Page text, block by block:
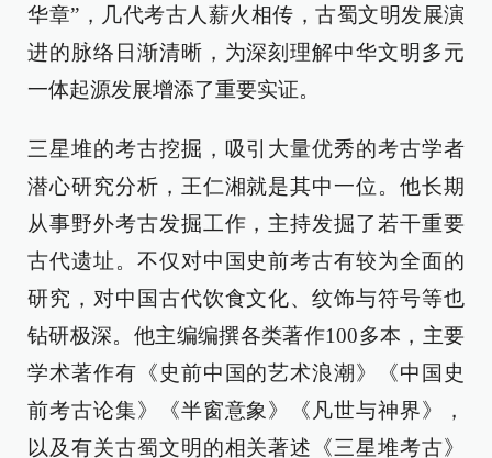
华章”，几代考古人薪火相传，古蜀文明发展演
进的脉络日渐清晰，为深刻理解中华文明多元
一体起源发展增添了重要实证。
三星堆的考古挖掘，吸引大量优秀的考古学者
潜心研究分析，王仁湘就是其中一位。他长期
从事野外考古发掘工作，主持发掘了若干重要
古代遗址。不仅对中国史前考古有较为全面的
研究，对中国古代饮食文化、纹饰与符号等也
钻研极深。他主编编撰各类著作100多本，主要
学术著作有《史前中国的艺术浪潮》《中国史
前考古论集》《半窗意象》《凡世与神界》，
以及有关古蜀文明的相关著述《三星堆考古》